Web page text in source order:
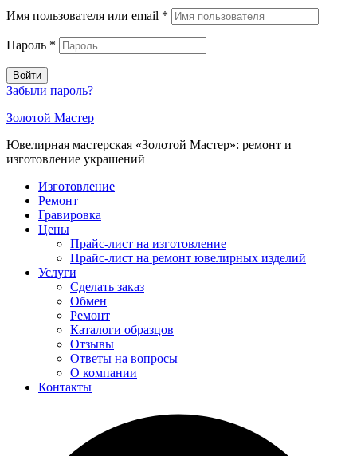
Имя пользователя или email *
Пароль *
Войти
Забыли пароль?
Золотой Мастер
Ювелирная мастерская «Золотой Мастер»: ремонт и
изготовление украшений
Изготовление
Ремонт
Гравировка
Цены
Прайс-лист на изготовление
Прайс-лист на ремонт ювелирных изделий
Услуги
Сделать заказ
Обмен
Ремонт
Каталоги образцов
Отзывы
Ответы на вопросы
О компании
Контакты